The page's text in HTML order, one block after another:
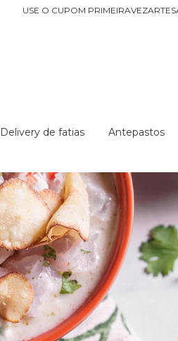
USE O CUPOM
Delivery de fatias Antepastos